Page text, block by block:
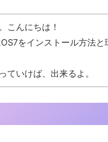
こんにちは！
をインストール方法と
ていけば、出来るよ。